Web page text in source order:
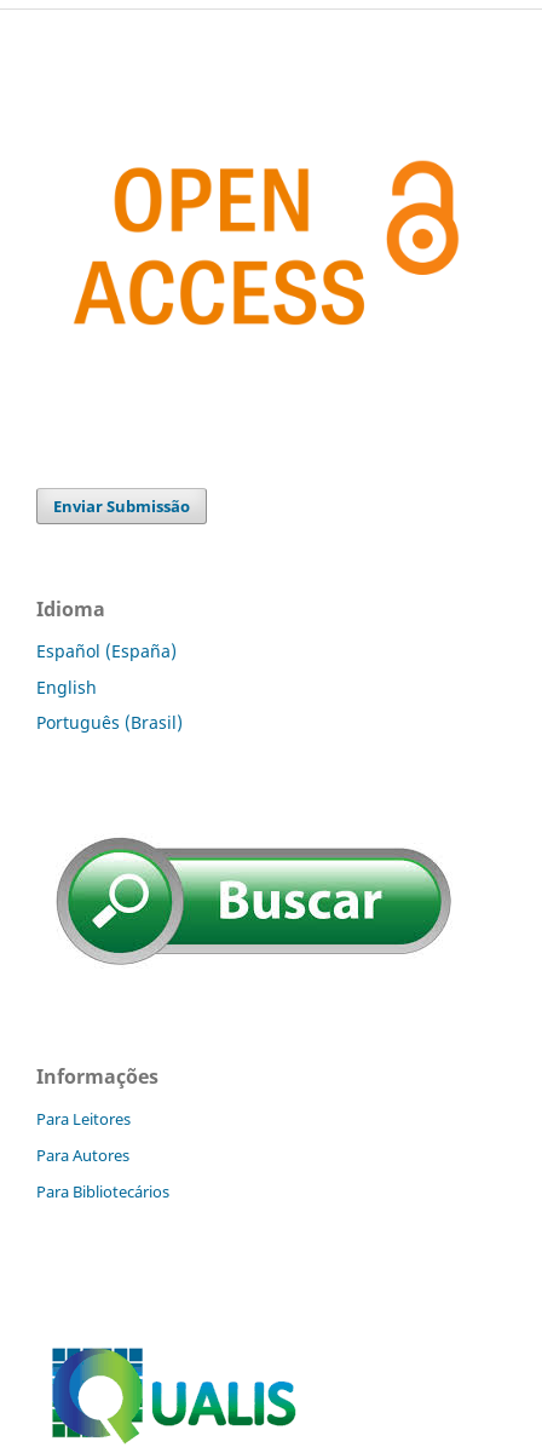
Enviar Submissão
Idioma
Español (España)
English
Português (Brasil)
Informações
Para Leitores
Para Autores
Para Bibliotecários